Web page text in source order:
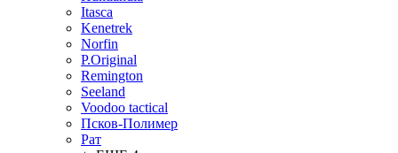
Itasca
Kenetrek
Norfin
P.Original
Remington
Seeland
Voodoo tactical
Псков-Полимер
Рат